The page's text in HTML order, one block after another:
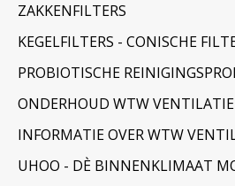
ZAKKENFILTERS
KEGELFILTERS - CONISCHE
PROBIOTISCHE
ONDERHOUD WTW VENTILATIE
INFORMATIE OVER WTW
UHOO - DÈ BINNENKLIMAAT